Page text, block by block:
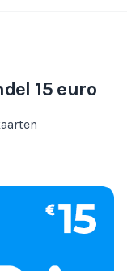
15 euro